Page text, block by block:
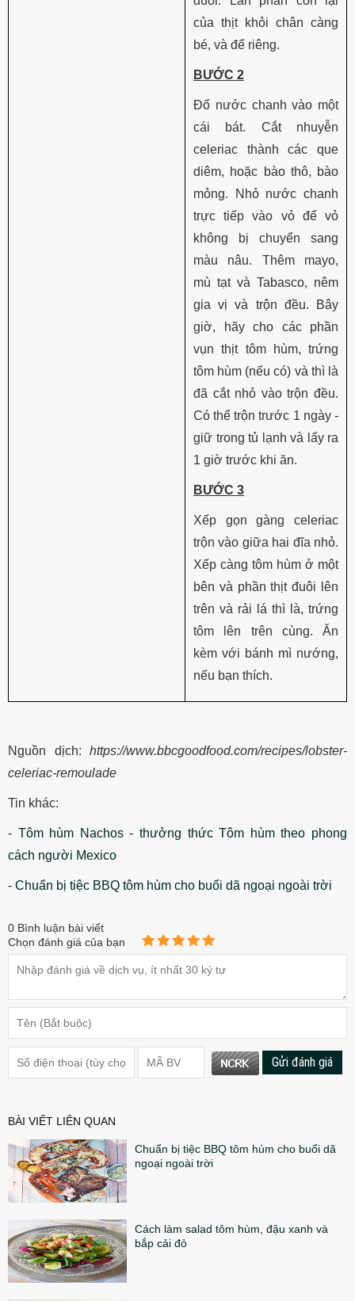
của thịt khỏi chân càng
bé, và để riêng.
BƯỚC 2
Đổ nước chanh vào một
cái bát. Cắt nhuyễn
celeriac thành các que
diêm, hoặc bào thô, bào
mỏng. Nhỏ nước chanh
trực tiếp vào vỏ để vỏ
không bị chuyển sang
màu nâu. Thêm mayo,
mù tạt và Tabasco, nêm
gia vị và trộn đều. Bây
giờ, hãy cho các phần
vụn thịt tôm hùm, trứng
tôm hùm (nếu có) và thì là
đã cắt nhỏ vào trộn đều.
Có thể trộn trước 1 ngày -
giữ trong tủ lạnh và lấy ra
1 giờ trước khi ăn.
BƯỚC 3
Xếp gọn gàng celeriac
trộn vào giữa hai đĩa nhỏ.
Xếp càng tôm hùm ở một
bên và phần thịt đuôi lên
trên và rải lá thì là, trứng
tôm lên trên cùng. Ăn
kèm với bánh mì nướng,
nếu bạn thích.
Nguồn dịch: https://www.bbcgoodfood.com/recipes/lobster-
celeriac-remoulade
Tin khác:
- Tôm hùm Nachos - thưởng thức Tôm hùm theo phong
cách người Mexico
- Chuẩn bị tiệc BBQ tôm hùm cho buổi dã ngoại ngoài trời
0 Bình luận bài viết
Chọn đánh giá của bạn
Gửi đánh giá
BÀI VIẾT LIÊN QUAN
Chuẩn bị tiệc BBQ tôm hùm cho buổi dã
ngoại ngoài trời
Cách làm salad tôm hùm, đậu xanh và
bắp cải đỏ